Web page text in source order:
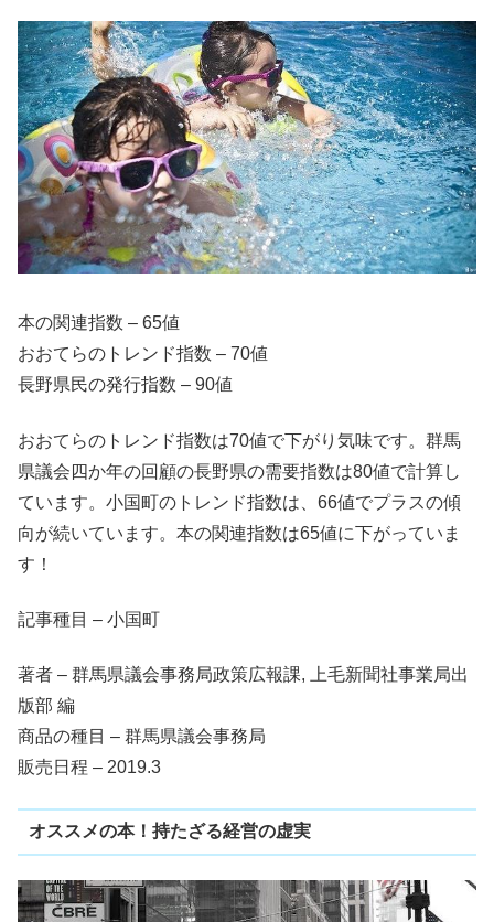
本の関連指数 – 65値
おおてらのトレンド指数 – 70値
長野県民の発行指数 – 90値
おおてらのトレンド指数は70値で下がり気味です。群馬
県議会四か年の回顧の長野県の需要指数は80値で計算し
ています。小国町のトレンド指数は、66値でプラスの傾
向が続いています。本の関連指数は65値に下がっていま
す！
記事種目 – 小国町
著者 – 群馬県議会事務局政策広報課, 上毛新聞社事業局出
版部 編
商品の種目 – 群馬県議会事務局
販売日程 – 2019.3
オススメの本！持たざる経営の虚実